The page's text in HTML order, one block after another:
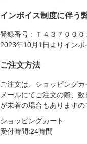
インボイス制度に伴う
登録番号：Ｔ４３７０００
2023年10月1日よりインボ
ご注文方法
ご注文は、ショッピング
メールにてご注文の際、
が未着の場合もあります
ショッピングカート
受付時間:24時間